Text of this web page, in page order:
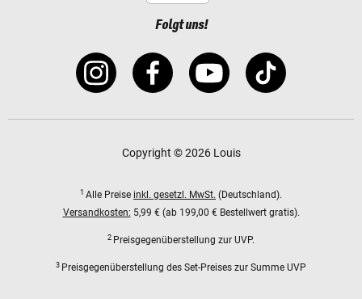
Folgt uns!
Copyright © 2026 Louis
1 Alle Preise inkl. gesetzl. MwSt. (Deutschland).
Versandkosten: 5,99 € (ab 199,00 € Bestellwert gratis).
2 Preisgegenüberstellung zur UVP.
3 Preisgegenüberstellung des Set-Preises zur Summe UVP